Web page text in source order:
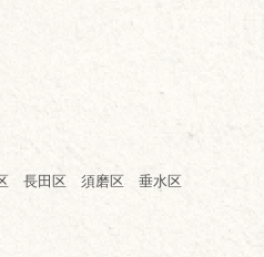
長田区 須磨区 垂水区